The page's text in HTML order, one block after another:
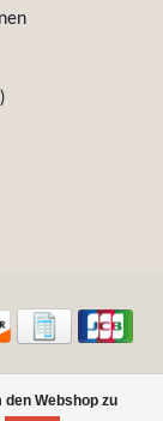
Webshop zu
VINOTHEK in